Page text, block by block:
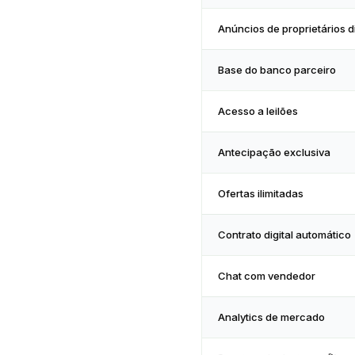
Anúncios de proprietários
Base do banco parceiro
Acesso a leilões
Antecipação exclusiva
Ofertas ilimitadas
Contrato digital automático
Chat com vendedor
Analytics de mercado